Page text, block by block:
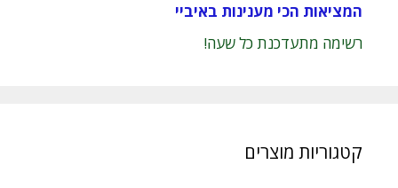
המציאות הכי מענינות באיביי
רשימה מתעדכנת כל שעה!
קטגוריות מוצרים